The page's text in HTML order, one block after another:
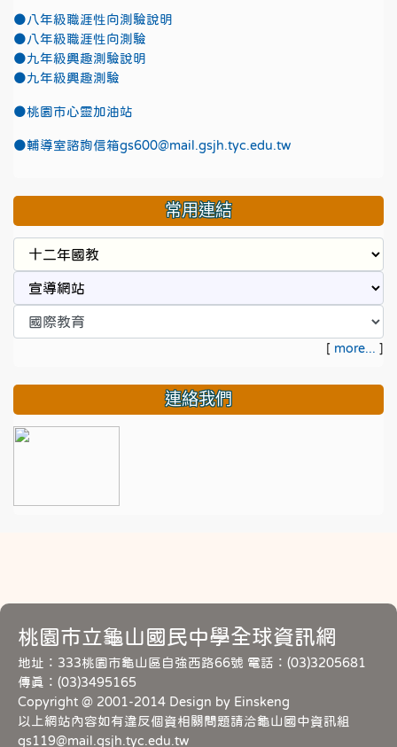
●八年級職涯性向測驗說明
●八年級職涯性向測驗
●九年級興趣測驗說明
●九年級興趣測驗
●桃園市心靈加油站
●輔導室諮詢信箱gs600@mail.gsjh.tyc.edu.tw
常用連結
[ more... ]
連絡我們
桃園市立龜山國民中學全球資訊網
地址：333桃園市龜山區自強西路66號 電話：(03)3205681
傳真：(03)3495165
Copyright @ 2001-2014 Design by Einskeng
以上網站內容如有違反個資相關問題請洽龜山國中資訊組
gs119@mail.gsjh.tyc.edu.tw